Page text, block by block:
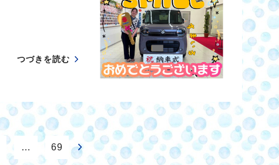
つづきを読む
… 69